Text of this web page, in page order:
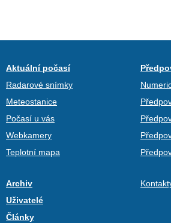
Aktuální počasí
Radarové snímky
Meteostanice
Počasí u vás
Webkamery
Teplotní mapa
Archiv
Uživatelé
Články